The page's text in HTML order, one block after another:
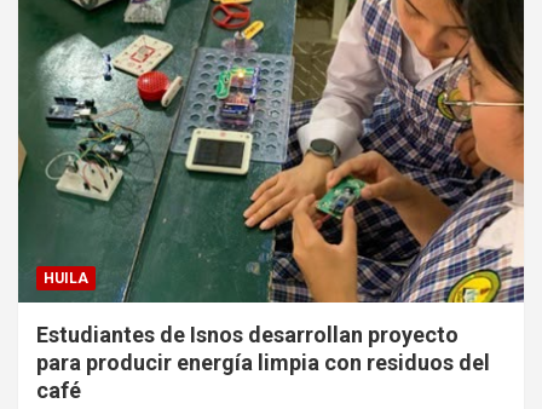
HUILA
Estudiantes de Isnos desarrollan proyecto
para producir energía limpia con residuos del
café